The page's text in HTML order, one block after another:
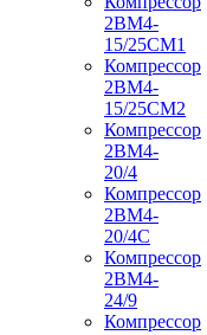
2ВМ4-
15/25СМ1
Компрессор
2ВМ4-
15/25СМ2
Компрессор
2ВМ4-
20/4
Компрессор
2ВМ4-
20/4С
Компрессор
2ВМ4-
24/9
Компрессор